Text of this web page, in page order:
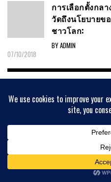
การเลือกตั้งกล
วัดถึงนโยบายข
ชาวโลก:
BY ADMIN
07/10/2018
จุดจบรัฐบาลทห
ศ.สุรชาติ บำรุง
รู้จัก สมาน กุนั
ในปฏิบัติการถ้ำ